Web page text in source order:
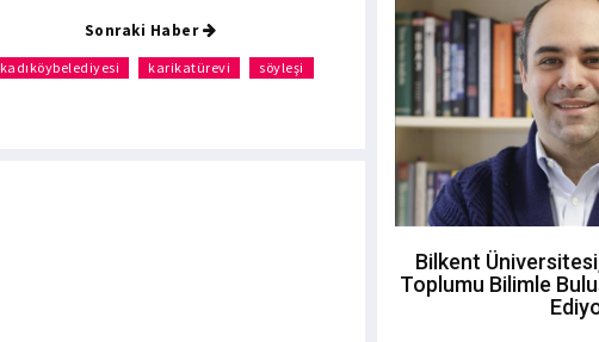
Sonraki Haber
kadıköybelediyesi karikatürevi söyleşi
Bilkent
Toplumu Bilimle